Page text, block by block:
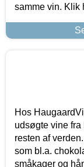
samme vin. Klik
Hos
udsøgte vine fra
resten af
som bl.a.
småkager og